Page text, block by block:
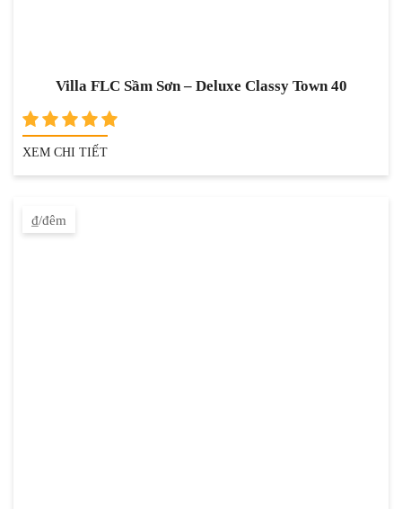
Villa FLC Sầm Sơn – Deluxe Classy Town 40
XEM CHI TIẾT
₫/đêm